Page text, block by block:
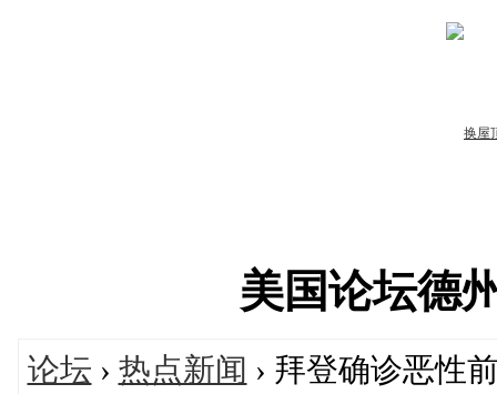
美国论坛德
论坛 › 热点新闻 › 拜登确诊恶性